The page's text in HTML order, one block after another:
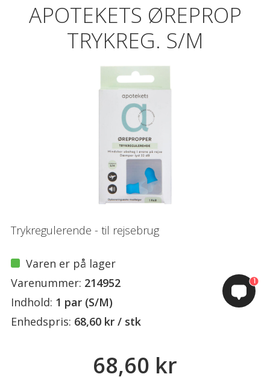
APOTEKETS ØREPROP
TRYKREG. S/M
Trykregulerende - til rejsebrug
Varen er på lager
Varenummer: 214952
Indhold: 1 par (S/M)
Enhedspris: 68,60 kr / stk
68,60 kr
1